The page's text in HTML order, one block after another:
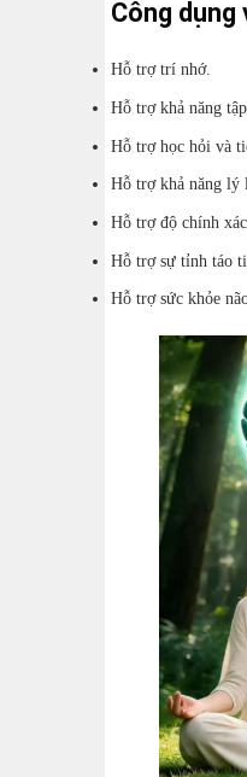
Công dụng
Hỗ trợ trí nhớ.
Hỗ trợ khả năng
Hỗ trợ học hỏi và
Hỗ trợ khả năng lý
Hỗ trợ độ chính
Hỗ trợ sự tỉnh táo
Hỗ trợ sức khỏe